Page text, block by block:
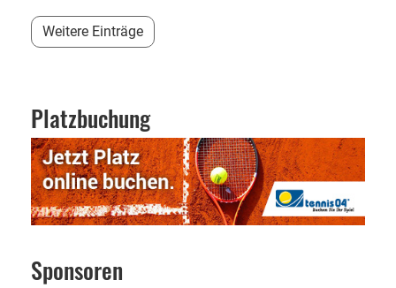
Weitere Einträge
Platzbuchung
Sponsoren